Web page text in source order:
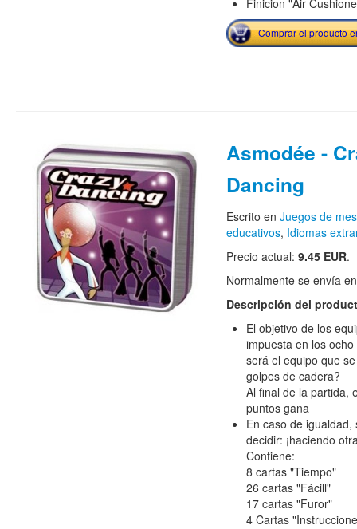
Finicion "Air
Comprar el producto
Asmodée -
Dancing
Escrito en Juegos de
educativos, Idiomas
Precio actual: 9.45 EUR.
Normalmente se envía
Descripción del
El objetivo de los
impuesta en los
será el equipo que
golpes de cadera?
Al final de la partida,
puntos gana
En caso de
decidir: ¡haciendo
Contiene:
8 cartas "Tiempo"
26 cartas "Fácill"
17 cartas "Furor"
4 Cartas